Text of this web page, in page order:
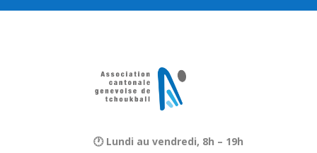
🕐 Lundi au vendredi, 8h – 19h